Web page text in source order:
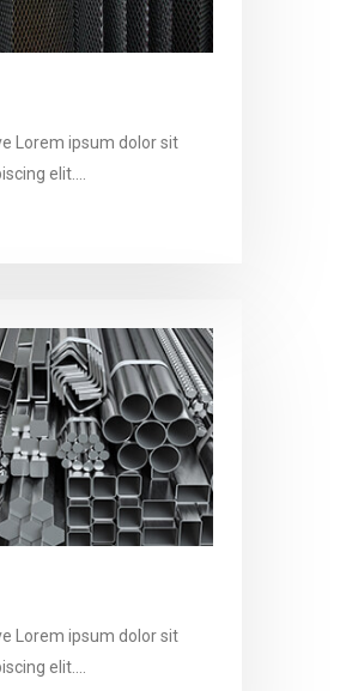
Lorem ipsum dolor sit
elit....
Lorem ipsum dolor sit
elit....